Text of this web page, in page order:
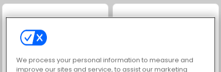
We process your personal information to measure and
improve our sites and service, to assist our marketing